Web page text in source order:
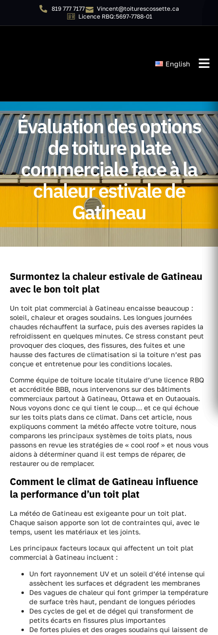
819 777 7177
Vincent@toiturescossette.ca
Licence RBQ:5697-7788-01
English
Évaluation des options
de toiture plate
commerciale face à la
chaleur estivale de
Gatineau
Surmontez la chaleur estivale de Gatineau
avec le bon toit plat
Un toit plat commercial à Gatineau encaisse beaucoup :
soleil, chaleur et orages soudains. Les longues journées
chaudes réchauffent la surface, puis des averses rapides la
refroidissent en quelques minutes. Ce stress constant peut
provoquer des cloques, des fissures, des fuites et une
hausse des factures de climatisation si la toiture n’est pas
conçue et entretenue pour les conditions locales.
Comme équipe de toiture locale titulaire d’une licence RBQ
et accréditée BBB, nous intervenons sur des bâtiments
commerciaux partout à Gatineau, Ottawa et en Outaouais.
Nous voyons donc ce qui tient le coup… et ce qui échoue
sur les toits plats dans ce climat. Dans cet article, nous
expliquons comment la météo affecte votre toiture, nous
comparons les principaux systèmes de toits plats, nous
passons en revue les stratégies de « cool roof » et nous vous
aidons à déterminer quand il est temps de réparer, de
restaurer ou de remplacer.
Comment le climat de Gatineau influence
la performance d’un toit plat
La météo de Gatineau est exigeante pour un toit plat.
Chaque saison apporte son lot de contraintes qui, avec le
temps, usent les matériaux et les joints.
Les principaux facteurs locaux qui affectent un toit plat
commercial à Gatineau incluent :
Un fort rayonnement UV et un soleil d’été intense qui
assèchent les surfaces et dégradent les membranes
Des vagues de chaleur qui font grimper la température
de surface très haut, pendant de longues périodes
Des cycles de gel et de dégel qui transforment de
petits écarts en fissures plus importantes
De fortes pluies et des orages soudains qui laissent de